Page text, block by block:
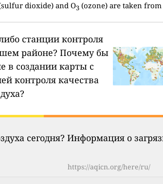
dioxide) and O3 (ozone) are taken
станции контроля
районе? Почему бы
в создании карты с
контроля качества
сегодня? Информация о
https://aqicn.org/here/ru/